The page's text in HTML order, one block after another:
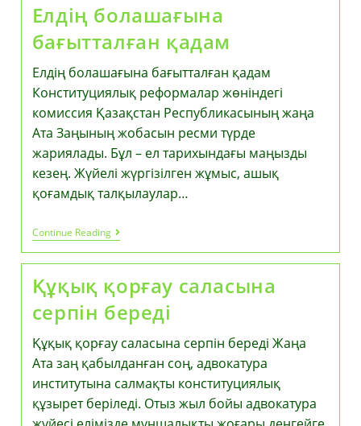
Елдің болашағына
бағытталған қадам
Елдің болашағына бағытталған қадам
Конституциялық реформалар жөніндегі
комиссия Қазақстан Республикасының жаңа
Ата Заңының жобасын ресми түрде
жариялады. Бұл – ел тарихындағы маңызды
кезең. Жүйелі жүргізілген жұмыс, ашық
қоғамдық талқылаулар…
Continue ReadingЕлдің
Болашағына
Бағытталған
Құқық қорғау саласына
серпін береді
Құқық қорғау саласына серпін береді Жаңа
Ата заң қабылданған соң, адвокатура
институтына салмақты конституциялық
құзырет беріледі. Отыз жыл бойы адвокатура